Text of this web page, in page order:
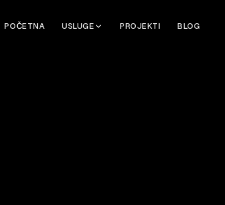
POČETNA USLUGE PROJEKTI BLOG